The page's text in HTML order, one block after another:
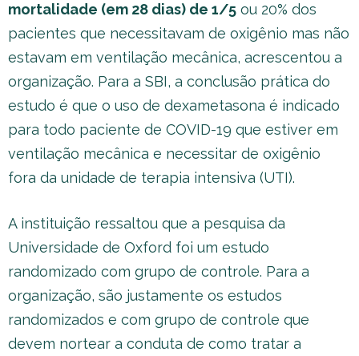
mortalidade (em 28 dias) de 1/5 ou 20% dos
pacientes que necessitavam de oxigênio mas não
estavam em ventilação mecânica, acrescentou a
organização. Para a SBI, a conclusão prática do
estudo é que o uso de dexametasona é indicado
para todo paciente de COVID-19 que estiver em
ventilação mecânica e necessitar de oxigênio
fora da unidade de terapia intensiva (UTI).
A instituição ressaltou que a pesquisa da
Universidade de Oxford foi um estudo
randomizado com grupo de controle. Para a
organização, são justamente os estudos
randomizados e com grupo de controle que
devem nortear a conduta de como tratar a